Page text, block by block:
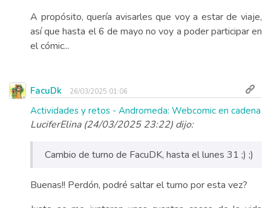
A propósito, quería avisarles que voy a estar de viaje,
así que hasta el 6 de mayo no voy a poder participar en
el cómic...
FacuDk 26/03/2025 01:06
Actividades y retos - Andromeda: Webcomic en cadena
LuciferElina (24/03/2025 23:22) dijo:
Cambio de turno de FacuDK, hasta el lunes 31 ;) ;)
Buenas!! Perdón, podré saltar el turno por esta vez?